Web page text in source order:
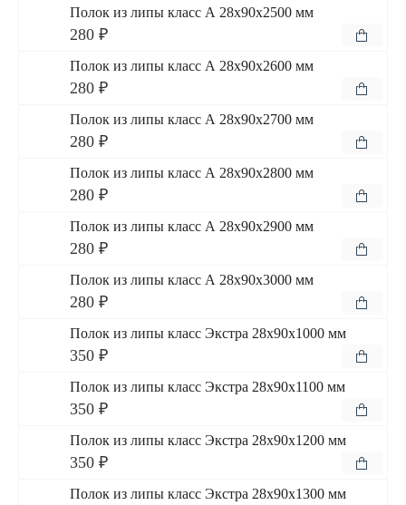
Полок из липы класс А 28x90x2500 мм
280 ₽
Полок из липы класс А 28x90x2600 мм
280 ₽
Полок из липы класс А 28x90x2700 мм
280 ₽
Полок из липы класс А 28x90x2800 мм
280 ₽
Полок из липы класс А 28x90x2900 мм
280 ₽
Полок из липы класс А 28x90x3000 мм
280 ₽
Полок из липы класс Экстра 28x90x1000 мм
350 ₽
Полок из липы класс Экстра 28x90x1100 мм
350 ₽
Полок из липы класс Экстра 28x90x1200 мм
350 ₽
Полок из липы класс Экстра 28x90x1300 мм